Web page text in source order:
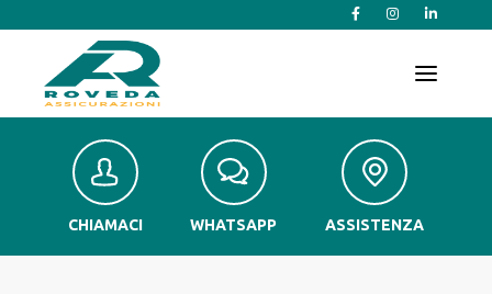
T
v
g
CHIAMACI WHATSAPP ASSISTENZA